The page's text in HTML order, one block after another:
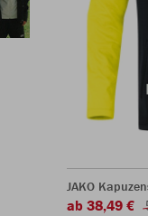
JAKO
ab 38,49 €